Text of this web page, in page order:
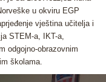
u okviru EGP
vještina učitelja i
STEM-a, IKT-a,
odgojno-obrazovnim
školama.